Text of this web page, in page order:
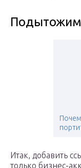
Подытожим
Итак, добавить
только бизнес-